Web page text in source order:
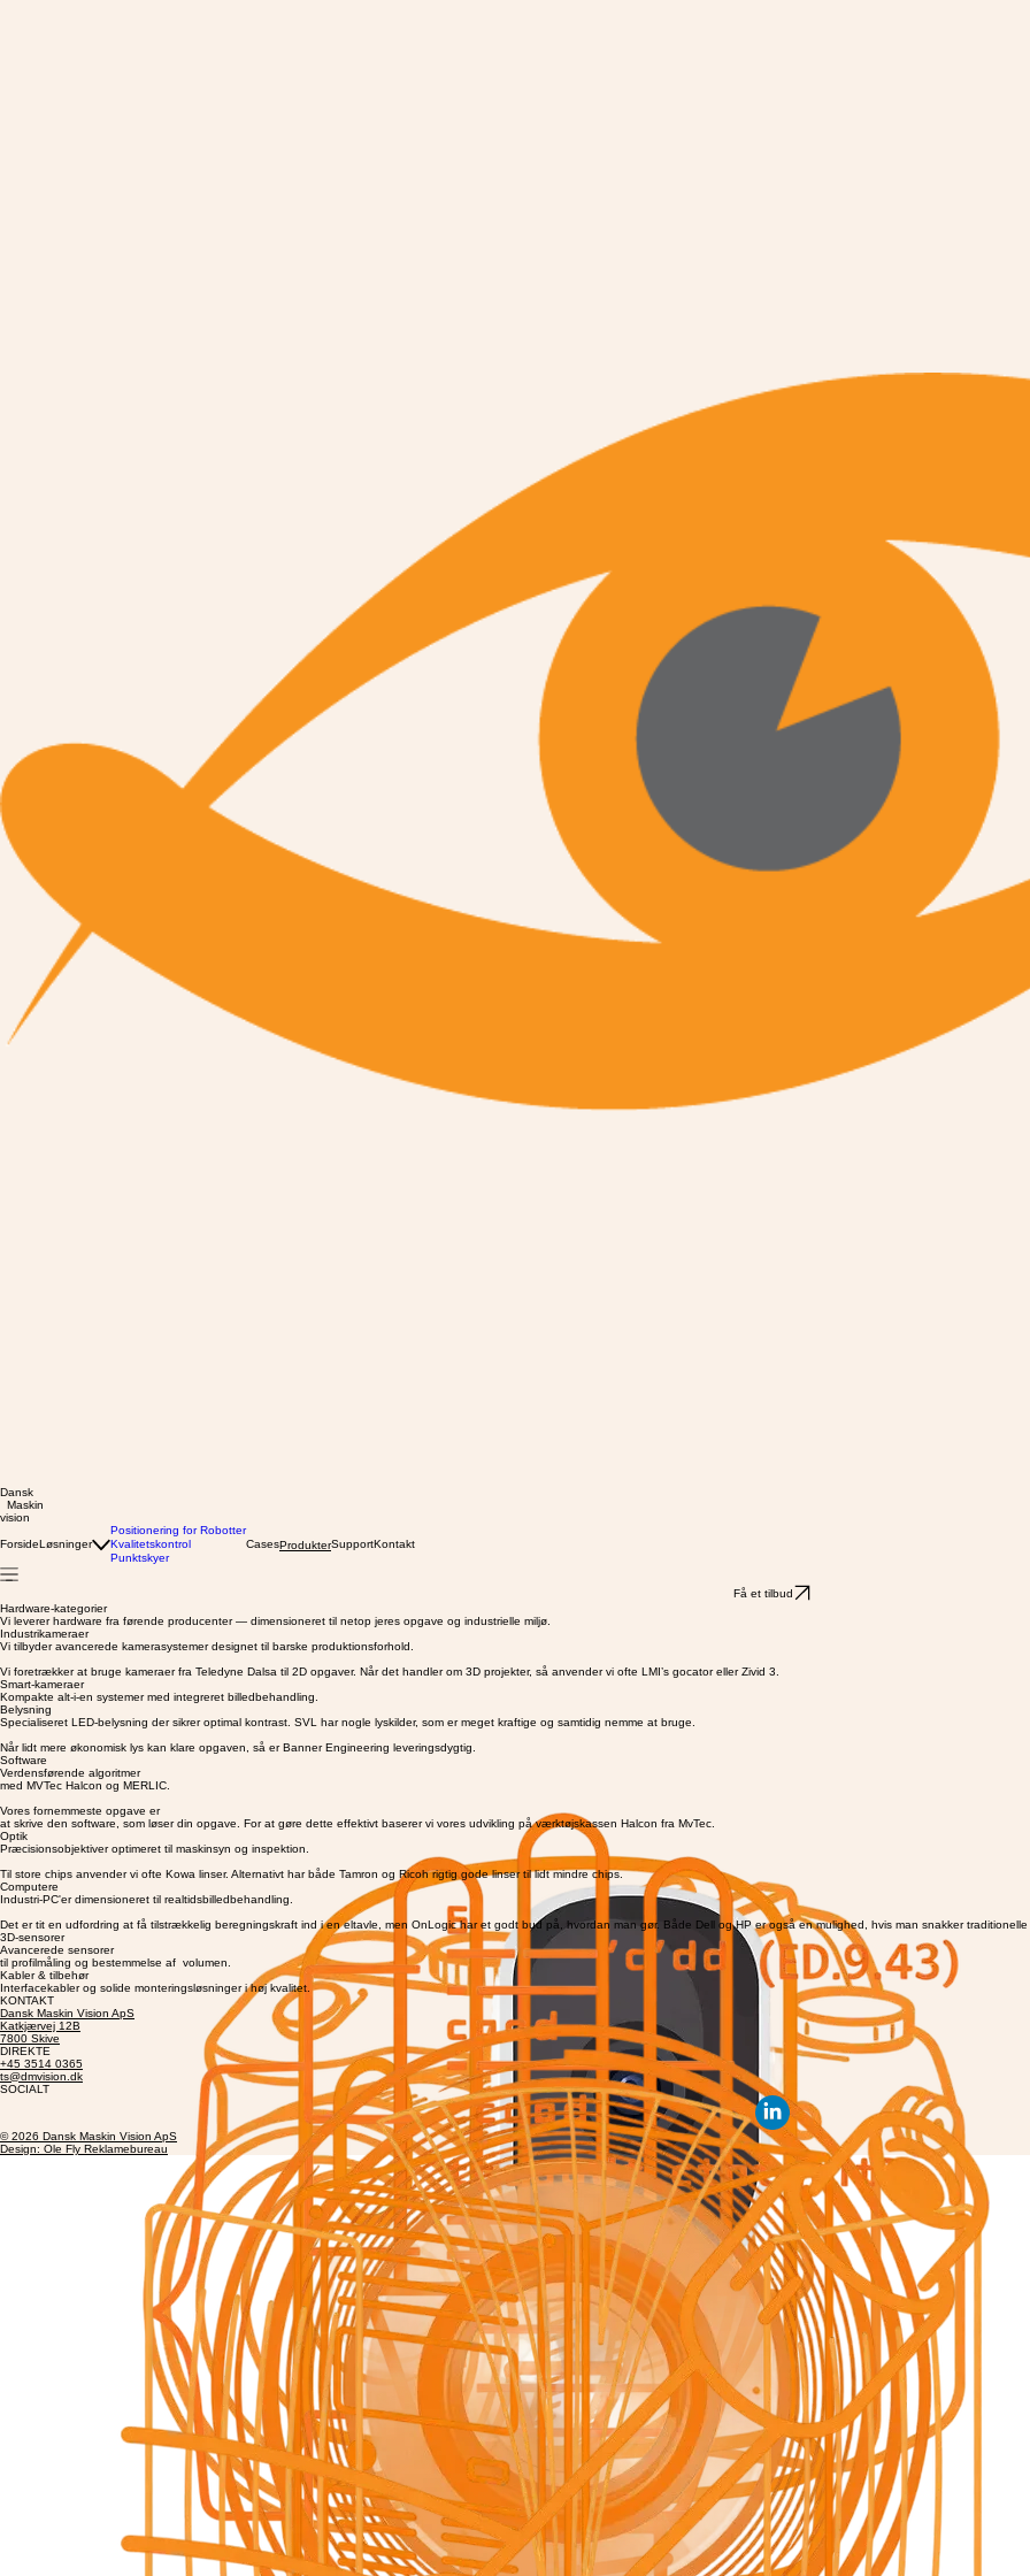
Dansk
vision
Forside
Positionering for Robotter
Kvalitetskontrol
Hardware-kategorier
Vi leverer hardware fra førende producenter — dimensioneret til netop jeres opgave og industrielle miljø.
Industrikameraer
Vi tilbyder avancerede kamerasystemer designet til barske produktionsforhold.
Vi foretrækker at bruge kameraer fra Teledyne Dalsa til 2D opgaver. Når det handler om 3D projekter, så anvender vi ofte LMI’s gocator eller Zivid 3.
Smart-kameraer
Kompakte alt-i-en systemer med integreret billedbehandling.
Belysning
Specialiseret LED-belysning der sikrer optimal kontrast. SVL har nogle lyskilder, som er meget kraftige og samtidig nemme at bruge.
Når lidt mere økonomisk lys kan klare opgaven, så er Banner Engineering leveringsdygtig.
Software
Verdensførende algoritmer
med MVTec Halcon og MERLIC.
Vores fornemmeste opgave er
at skrive den software, som løser din opgave. For at gøre dette effektivt baserer vi vores udvikling på værktøjskassen Halcon fra MvTec.
Præcisionsobjektiver optimeret til maskinsyn og inspektion.
Til store chips anvender vi ofte Kowa linser. Alternativt har både Tamron og Ricoh rigtig gode linser til lidt mindre chips.
Industri-PC'er dimensioneret til realtidsbilledbehandling.
Det er tit en udfordring at få tilstrækkelig beregningskraft ind i en eltavle, men OnLogic har et godt bud på, hvordan man gør. Både Dell og HP er også en mulighed, hvis man snakker traditionelle
3D-sensorer
Avancerede sensorer
til profilmåling og bestemmelse af volumen.
Kabler & tilbehør
Interfacekabler og solide monteringsløsninger i høj kvalitet.
KONTAKT
Dansk Maskin Vision ApS
Katkjærvej 12B
7800 Skive
DIREKTE
+45 3514 0365
© 2026 Dansk Maskin Vision ApS